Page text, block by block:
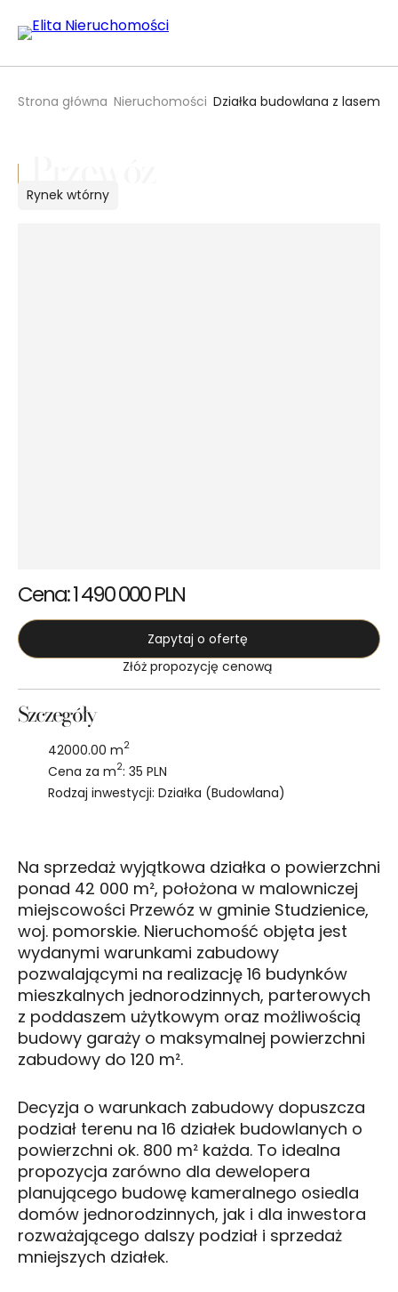
Strona główna Nieruchomości Działka budowlana z lasem ,
Rynek wtórny
Cena: 1 490 000 PLN
Zapytaj o ofertę
Złóż propozycję cenową
Szczegóły
42000.00 m2
Cena za m2: 35 PLN
Rodzaj inwestycji: Działka (Budowlana)
Na sprzedaż wyjątkowa działka o powierzchni
ponad 42 000 m², położona w malowniczej
miejscowości Przewóz w gminie Studzienice,
woj. pomorskie. Nieruchomość objęta jest
wydanymi warunkami zabudowy
pozwalającymi na realizację 16 budynków
mieszkalnych jednorodzinnych, parterowych
z poddaszem użytkowym oraz możliwością
budowy garaży o maksymalnej powierzchni
zabudowy do 120 m².
Decyzja o warunkach zabudowy dopuszcza
podział terenu na 16 działek budowlanych o
powierzchni ok. 800 m² każda. To idealna
propozycja zarówno dla dewelopera
planującego budowę kameralnego osiedla
domów jednorodzinnych, jak i dla inwestora
rozważającego dalszy podział i sprzedaż
mniejszych działek.